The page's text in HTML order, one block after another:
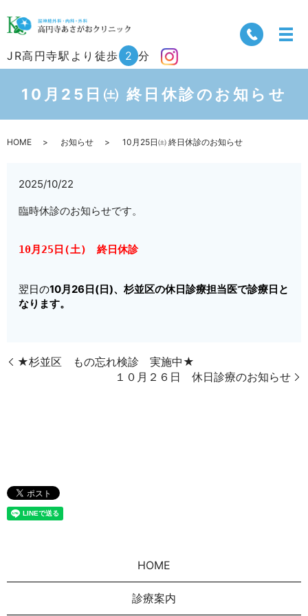
JR高円寺駅より徒歩 2 分
10月25日㈯ 終日休診のお知らせ
HOME お知らせ 10月25日㈯ 終日休診のお知らせ
2025/10/22
臨時休診のお知らせです。
10月25日(土)　終日休診
翌日の10月26日(日)、杉並区の休日診療担当医で診療日と
なります。
★杉並区 もの忘れ検診 実施中★
１０月２６日 休日診療のお知らせ
HOME
診療案内